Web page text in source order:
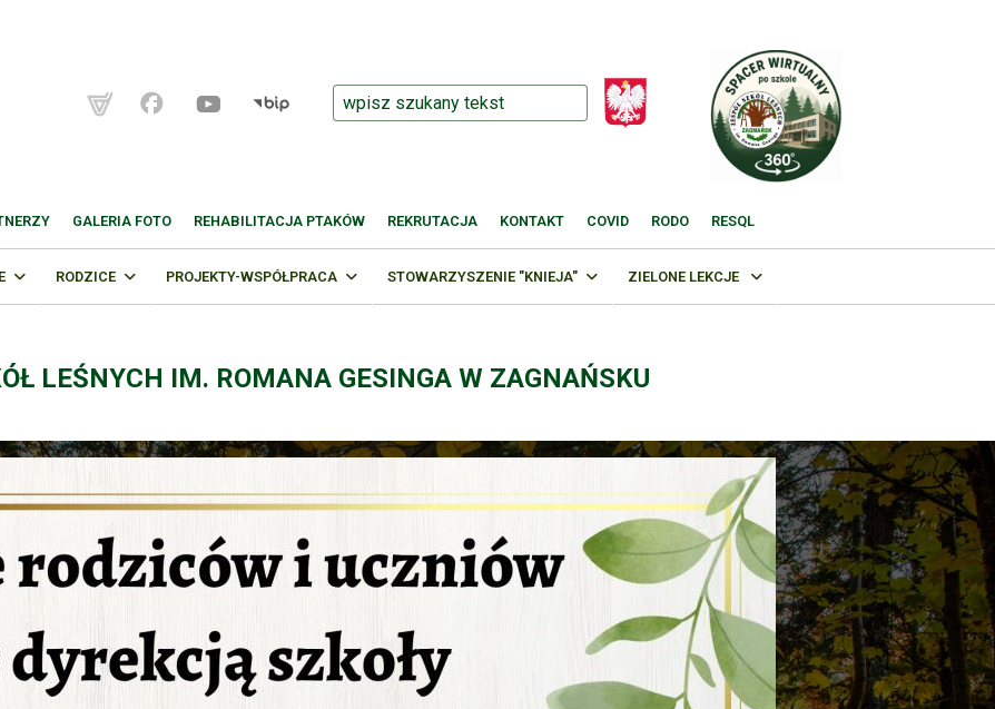
GALERIA FOTO REHABILITACJA PTAKÓW REKRUTACJA KONTAKT COVID RODO RESQL
RODZICE PROJEKTY-WSPÓŁPRACA STOWARZYSZENIE "KNIEJA" ZIELONE LEKCJE
LEŚNYCH IM. ROMANA GESINGA W ZAGNAŃSKU